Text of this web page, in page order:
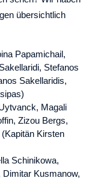
übersichtlich
Papamichail,
Stefanos
Sakellaridis,
Magali
Zizou Bergs,
Kirsten
Schinikowa,
Dimitar Kusmanow,